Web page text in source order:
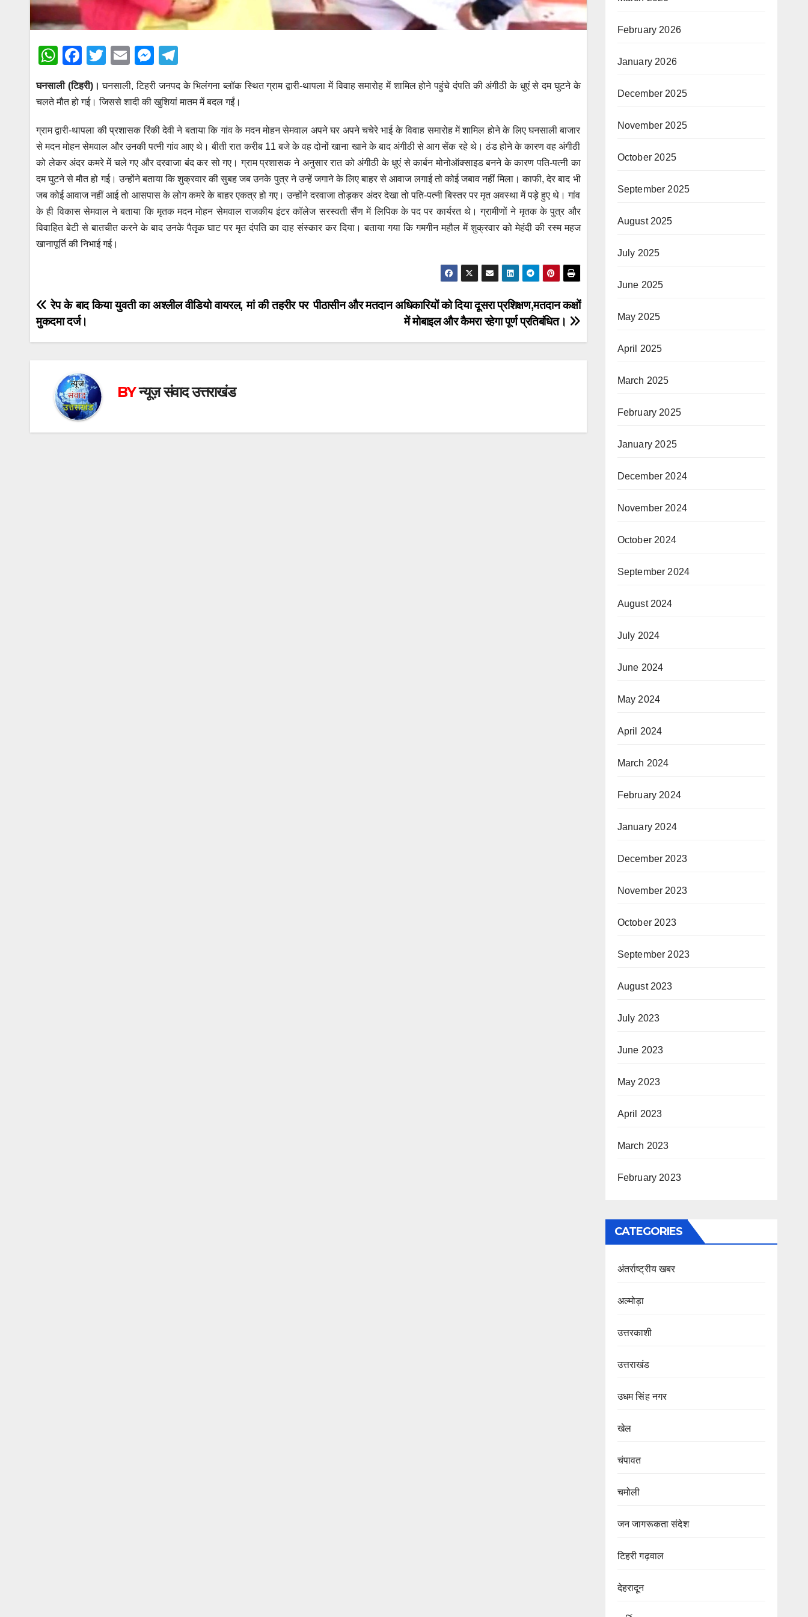
W
h
at
A
p
p
F
a
c
e
b
o
o
k
T
tt
E
m
ail
M
ss
e
n
g
er
el
e
a
m
घनसाली (टिहरी)। घनसाली, टिहरी जनपद के भिलंगना ब्लॉक स्थित ग्राम द्वारी-थापला में विवाह समारोह में शामिल होने पहुंचे दंपति की अंगीठी के धुएं से दम घुटने के
चलते मौत हो गई। जिससे शादी की खुशियां मातम में बदल गईं।
ग्राम द्वारी-थापला की प्रशासक रिंकी देवी ने बताया कि गांव के मदन मोहन सेमवाल अपने घर अपने चचेरे भाई के विवाह समारोह में शामिल होने के लिए घनसाली बाजार
से मदन मोहन सेमवाल और उनकी पत्नी गांव आए थे। बीती रात करीब 11 बजे के वह दोनों खाना खाने के बाद अंगीठी से आग सेंक रहे थे। ठंड होने के कारण वह अंगीठी
को लेकर अंदर कमरे में चले गए और दरवाजा बंद कर सो गए। ग्राम प्रशासक ने अनुसार रात को अंगीठी के धुएं से कार्बन मोनोऑक्साइड बनने के कारण पति-पत्नी का
दम घुटने से मौत हो गई। उन्होंने बताया कि शुक्रवार की सुबह जब उनके पुत्र ने उन्हें जगाने के लिए बाहर से आवाज लगाई तो कोई जबाव नहीं मिला। काफी, देर बाद भी
जब कोई आवाज नहीं आई तो आसपास के लोग कमरे के बाहर एकत्र हो गए। उन्होंने दरवाजा तोड़कर अंदर देखा तो पति-पत्नी बिस्तर पर मृत अवस्था में पड़े हुए थे। गांव
के ही विकास सेमवाल ने बताया कि मृतक मदन मोहन सेमवाल राजकीय इंटर कॉलेज सरस्वती सैंण में लिपिक के पद पर कार्यरत थे। ग्रामीणों ने मृतक के पुत्र और
विवाहित बेटी से बातचीत करने के बाद उनके पैतृक घाट पर मृत दंपति का दाह संस्कार कर दिया। बताया गया कि गमगीन महौल में शुक्रवार को मेहंदी की रस्म महज
खानापूर्ति की निभाई गई।
Post
navigation
पीठासीन और मतदान अधिकारियों को दिया दूसरा प्रशिक्षण,मतदान कक्षों
में मोबाइल और कैमरा रहेगा पूर्ण प्रतिबंधित।
रेप के बाद किया युवती का अश्लील वीडियो वायरल, मां की तहरीर पर
मुकदमा दर्ज।
BYन्यूज़ संवाद उत्तराखंड
February 2026
January 2026
December 2025
November 2025
October 2025
September 2025
August 2025
July 2025
June 2025
May 2025
April 2025
March 2025
February 2025
January 2025
December 2024
November 2024
October 2024
September 2024
August 2024
July 2024
June 2024
May 2024
April 2024
March 2024
February 2024
January 2024
December 2023
November 2023
October 2023
September 2023
August 2023
July 2023
June 2023
May 2023
April 2023
March 2023
February 2023
CATEGORIES
अंतर्राष्ट्रीय खबर
अल्मोड़ा
उत्तरकाशी
उत्तराखंड
उधम सिंह नगर
खेल
चंपावत
चमोली
जन जागरूकता संदेश
टिहरी गढ़वाल
देहरादून